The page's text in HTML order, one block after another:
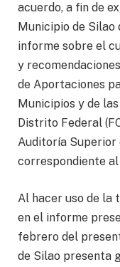
acuerdo, a fin de
Municipio de Silao
informe sobre el
y
de Aportaciones
Municipios y de
Distrito Federal
Auditoría Superior
correspondiente
Al hacer uso de la
en el informe
febrero del
de Silao presenta